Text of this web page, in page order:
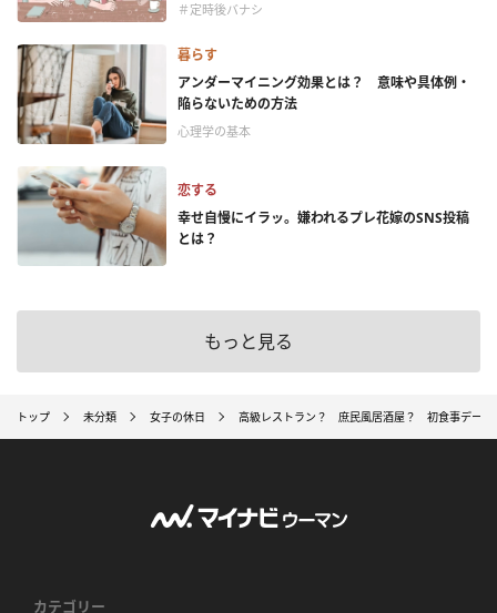
＃定時後バナシ
暮らす
アンダーマイニング効果とは？ 意味や具体例・
陥らないための方法
心理学の基本
恋する
幸せ自慢にイラッ。嫌われるプレ花嫁のSNS投稿
とは？
もっと見る
トップ 未分類 女子の休日 高級レストラン？ 庶民風居酒屋？ 初食事デート
カテゴリー